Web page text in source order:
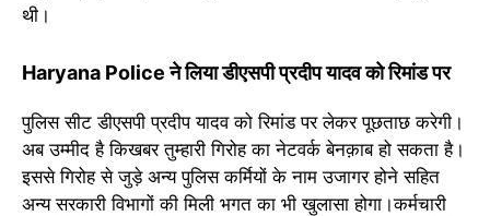
थी।
Haryana Police ने लिया डीएसपी प्रदीप यादव को रिमांड पर
पुलिस सीट डीएसपी प्रदीप यादव को रिमांड पर लेकर पूछताछ करेगी।
अब उम्मीद है किखबर तुम्हारी गिरोह का नेटवर्क बेनक़ाब हो सकता है।
इससे गिरोह से जुड़े अन्य पुलिस कर्मियों के नाम उजागर होने सहित
अन्य सरकारी विभागों की मिली भगत का भी खुलासा होगा।कर्मचारी